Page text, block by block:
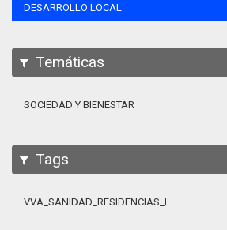
DESARROLLO LOCAL
Temáticas
SOCIEDAD Y BIENESTAR
Tags
VVA_SANIDAD_RESIDENCIAS_MAYORES_105